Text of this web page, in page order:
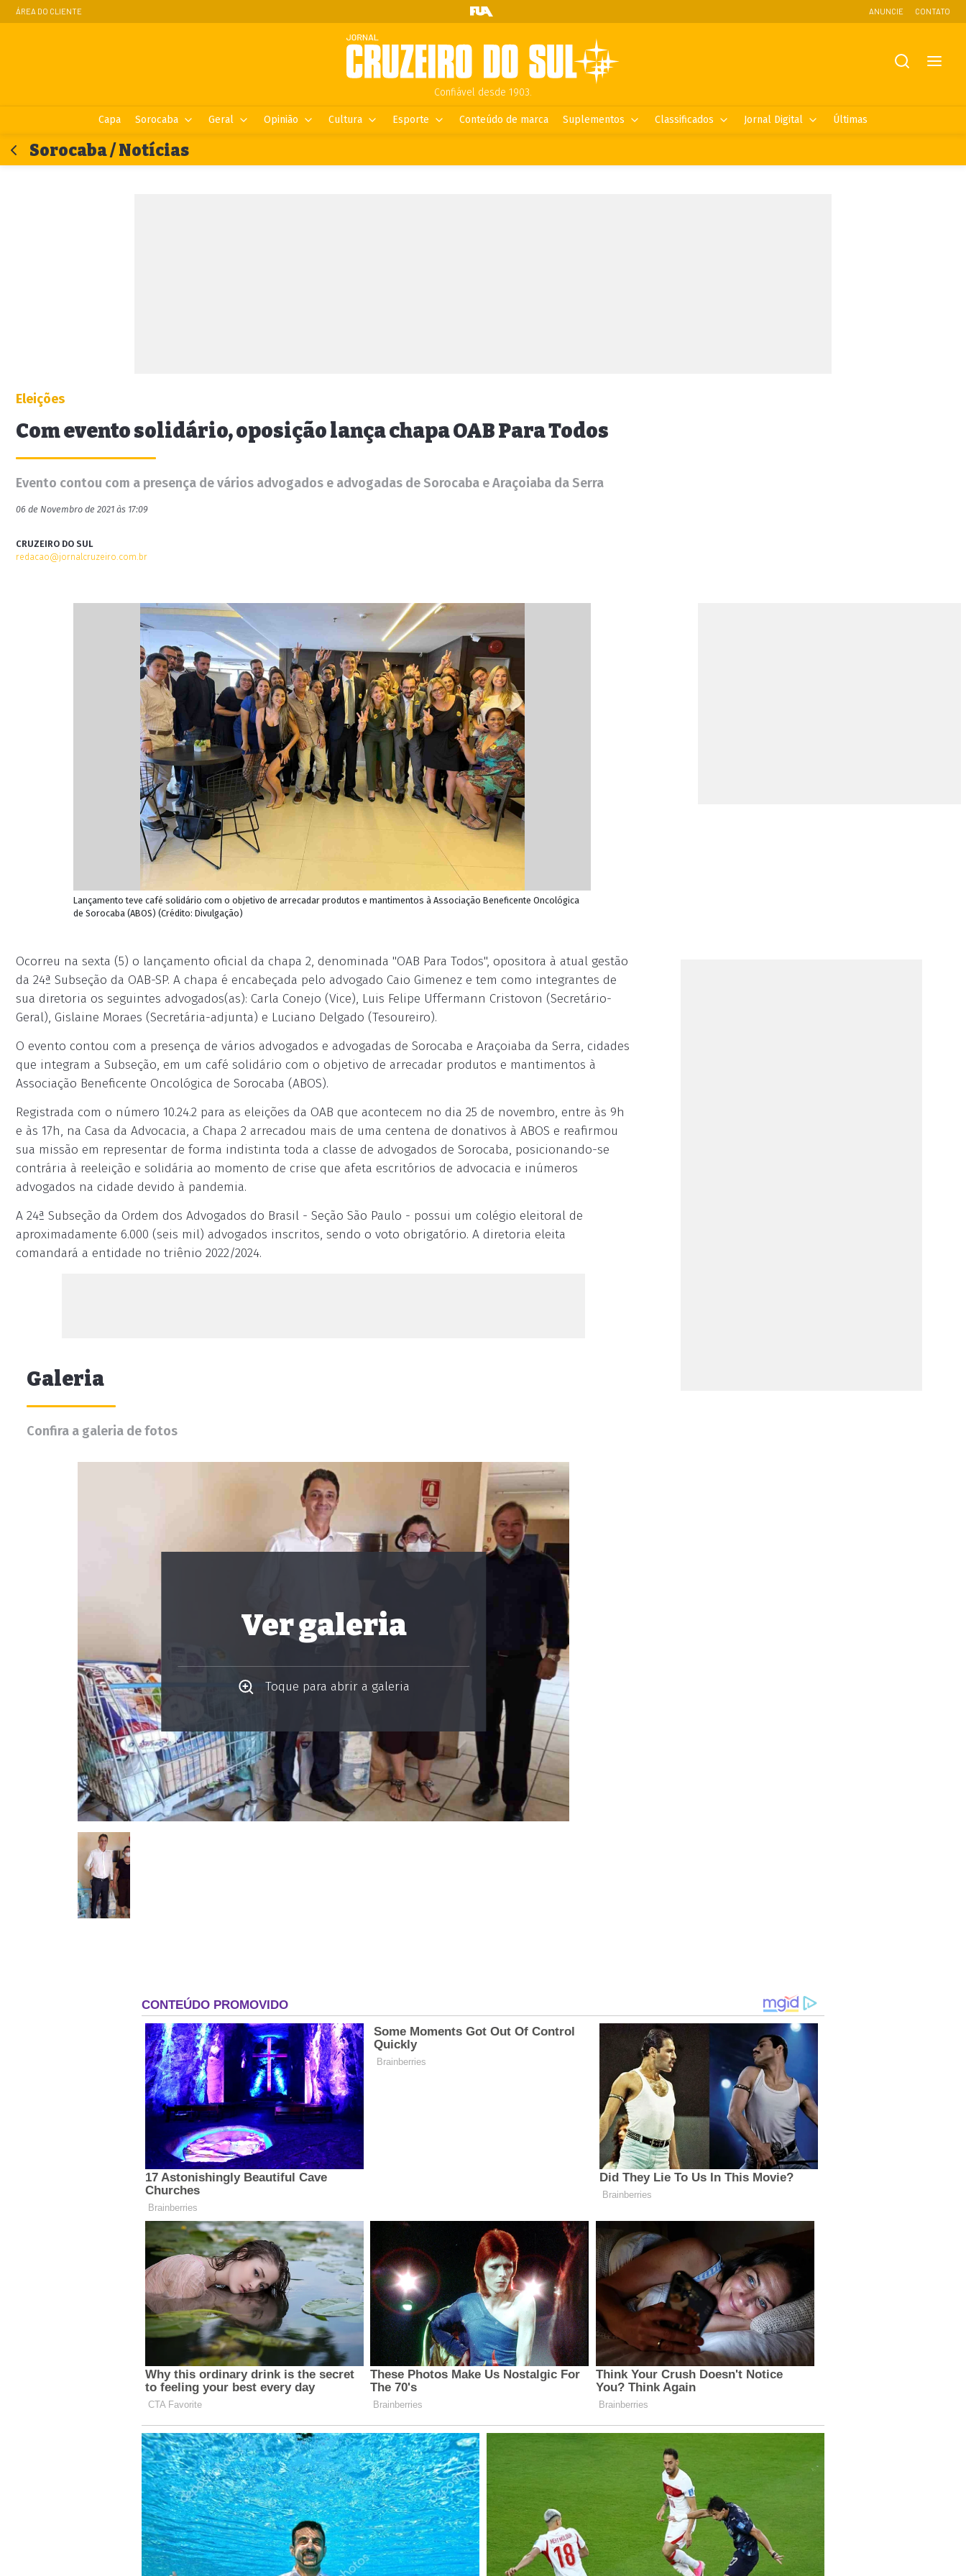
ÁREA DO CLIENTE ANUNCIE CONTATO
Confiável desde 1903.
Capa Sorocaba Geral Opinião Cultura Esporte Conteúdo de marca Suplementos Classificados Jornal Digital Últimas
Sorocaba / Notícias
Eleições
Com evento solidário, oposição lança chapa OAB Para Todos
Evento contou com a presença de vários advogados e advogadas de Sorocaba e Araçoiaba da Serra
06 de Novembro de 2021 às 17:09
CRUZEIRO DO SUL
redacao@jornalcruzeiro.com.br
Lançamento teve café solidário com o objetivo de arrecadar produtos e mantimentos à Associação Beneficente Oncológica
de Sorocaba (ABOS) (Crédito: Divulgação)
Ocorreu na sexta (5) o lançamento oficial da chapa 2, denominada "OAB Para Todos", opositora à atual gestão
da 24ª Subseção da OAB-SP. A chapa é encabeçada pelo advogado Caio Gimenez e tem como integrantes de
sua diretoria os seguintes advogados(as): Carla Conejo (Vice), Luis Felipe Uffermann Cristovon (Secretário-
Geral), Gislaine Moraes (Secretária-adjunta) e Luciano Delgado (Tesoureiro).
O evento contou com a presença de vários advogados e advogadas de Sorocaba e Araçoiaba da Serra, cidades
que integram a Subseção, em um café solidário com o objetivo de arrecadar produtos e mantimentos à
Associação Beneficente Oncológica de Sorocaba (ABOS).
Registrada com o número 10.24.2 para as eleições da OAB que acontecem no dia 25 de novembro, entre às 9h
e às 17h, na Casa da Advocacia, a Chapa 2 arrecadou mais de uma centena de donativos à ABOS e reafirmou
sua missão em representar de forma indistinta toda a classe de advogados de Sorocaba, posicionando-se
contrária à reeleição e solidária ao momento de crise que afeta escritórios de advocacia e inúmeros
advogados na cidade devido à pandemia.
A 24ª Subseção da Ordem dos Advogados do Brasil - Seção São Paulo - possui um colégio eleitoral de
aproximadamente 6.000 (seis mil) advogados inscritos, sendo o voto obrigatório. A diretoria eleita
comandará a entidade no triênio 2022/2024.
Galeria
Confira a galeria de fotos
Ver galeria
Toque para abrir a galeria